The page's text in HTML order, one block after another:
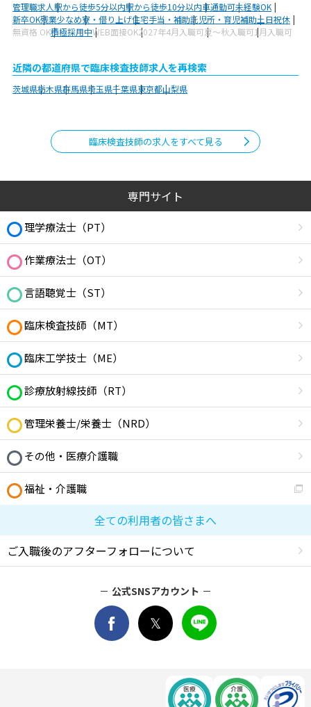
管理職求人駅から徒歩5分以内駅から徒歩10分以内車通勤可未経験OK
新卒OK残業少なめ寮・借り上げ住宅手当・補助託児所・育児補助土日祝休
無資格 OK積極採用中WEB面接OK2027年4月入職可夏～秋入職可1月入職可
近隣の都道府県で臨床検査技師求人を再検索
茨城県栃木県群馬県埼玉県千葉県東京都山梨県
臨床検査技師の求人をすべて見る
専門サイト
理学療法士（PT）
作業療法士（OT）
言語聴覚士（ST）
臨床検査技師（MT）
臨床工学技士（ME）
診療放射線技師（RT）
管理栄養士/栄養士（NRD）
その他・医療介護職
福祉・介護職
全ての利用者の皆さまへ
ご入職後のアフターフォローについて
公式SNSアカウント